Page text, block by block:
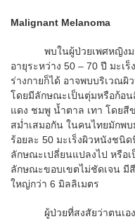
Malignant Melanoma
พบในผู้ป่วยเพศหญิงมาก
อายุระหว่าง 50 – 70 ปี มะเ
ร่างกายก็ได้ อาจพบบริเวณผิ
โดยมีลักษณะเป็นตุ่มหรือก้อ
แดง ชมพู น้ำตาล เทา โดยสี
สม่ำเสมอกัน ในคนไทยมักพบ
ร้อยละ 50 มะเร็งผิวหนังชนิ
ลักษณะเปลี่ยนแปลงไป หรือ
ลักษณะขอบเขตไม่ชัดเจน มี
ใหญ่กว่า 6 มิลลิเมตร
ผู้ป่วยที่สงสัยว่าตนเองจ